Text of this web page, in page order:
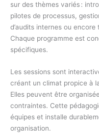
sur des thèmes variés :
pilotes de processus,
d’audits internes ou
Chaque programme est
spécifiques.
Les sessions sont
créant un climat propice à
Elles peuvent être
contraintes. Cette
équipes et installe
organisation.